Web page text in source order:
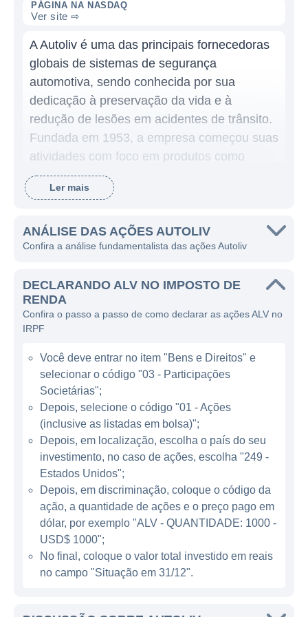
PÁGINA NA NASDAQ
Ver site ⇨
A Autoliv é uma das principais fornecedoras
globais de sistemas de segurança
automotiva, sendo conhecida por sua
dedicação à preservação da vida e à
redução de lesões em acidentes de trânsito.
Fundada em 1953, a empresa começou suas
atividades com foco em produtos como
cintos de segurança e sistemas de airbags, e
ao longo das décadas, expandiu
serviços. Seu compromisso com a inovação
e a segurança fez da Autoliv uma líder em
em Stockholm, Suécia.
A Autoliv atua no segmento de segurança
automotiva, oferecendo uma ampla gama de
produtos que incluem airbags, cintos de
segurança, dispositivos de segurança ativa e
passiva, além de sistemas avançados de
assistência ao motorista (ADAS). Esses
sistemas são projetados para proteger os
ocupantes de veículos em caso de colisões e
também para prevenir acidentes. A empresa
se destacou pelo desenvolvimento de
tecnologias inovadoras e pela
implementação de soluções que melhoram a
segurança nas estradas. A Autoliv vende
seus produtos para montadoras de veículos
globalmente, o que a torna uma parte vital da
automotiva.
Ler mais
ANÁLISE DAS AÇÕES AUTOLIV
Confira a análise fundamentalista das ações Autoliv
DECLARANDO ALV NO IMPOSTO DE
RENDA
Confira o passo a passo de como declarar as ações ALV no
IRPF
Você deve entrar no item "Bens e Direitos" e
selecionar o código "03 - Participações
Societárias";
Depois, selecione o código "01 - Ações
(inclusive as listadas em bolsa)";
Depois, em localização, escolha o país do seu
investimento, no caso de ações, escolha "249 -
Estados Unidos";
Depois, em discriminação, coloque o código da
ação, a quantidade de ações e o preço pago em
dólar, por exemplo "ALV - QUANTIDADE: 1000 -
USD$ 1000";
No final, coloque o valor total investido em reais
no campo "Situação em 31/12".